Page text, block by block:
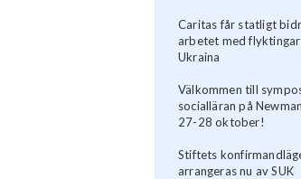
Caritas får statligt
arbetet med
Ukraina
Välkommen till
socialläran på
27-28 oktober!
Stiftets
arrangeras nu av SUK